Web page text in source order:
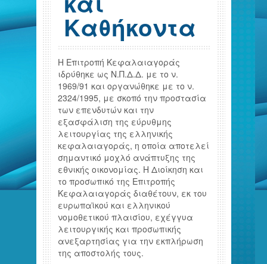
Καθήκοντα
Η Επιτροπή Κεφαλαιαγοράς
ιδρύθηκε ως Ν.Π.Δ.Δ. με το ν.
1969/91 και οργανώθηκε με το ν.
2324/1995, με σκοπό την προστασία
των επενδυτών και την
εξασφάλιση της εύρυθμης
λειτουργίας της ελληνικής
κεφαλαιαγοράς, η οποία αποτελεί
σημαντικό μοχλό ανάπτυξης της
εθνικής οικονομίας. Η Διοίκηση και
το προσωπικό της Επιτροπής
Κεφαλαιαγοράς διαθέτουν, εκ του
ευρωπαϊκού και ελληνικού
νομοθετικού πλαισίου, εχέγγυα
λειτουργικής και προσωπικής
ανεξαρτησίας για την εκπλήρωση
της αποστολής τους.